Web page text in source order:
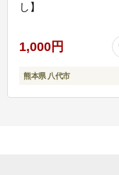
し】
1,000円
熊本県 八代市